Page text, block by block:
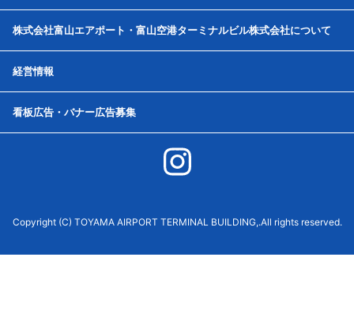
株式会社富山エアポート・富山空港ターミナルビル株式会社について
経営情報
看板広告・バナー広告募集
Copyright (C) TOYAMA AIRPORT TERMINAL BUILDING,.All rights reserved.